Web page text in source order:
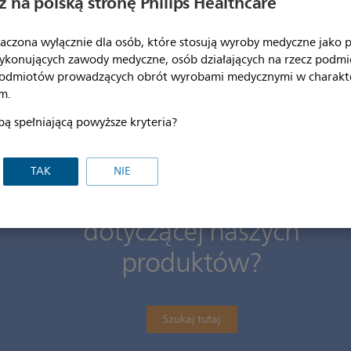
wyłącznie dla osób, które stosują wyroby medyczne jako
zawody medyczne, osób działających na rzecz
prowadzących obrót wyrobami medycznymi w
spełniającą powyższe kryteria?
TAK NIE
danych z okresu do 7 dni
AAA. Wyposażono go w
letnią gwarancją.
ładowanie
wyczuwalny przycisk
palcami. Wodoszczelna
urządzenia korzysta się w
Show all features
Szukasz dokumentacji
dotyczącej naszych
produktów?
Szukaj tutaj